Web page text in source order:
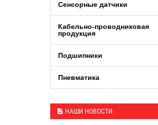
Сенсорные датчики
Кабельно-проводниковая
продукция
Подшипники
Пневматика
НАШИ НОВОСТИ